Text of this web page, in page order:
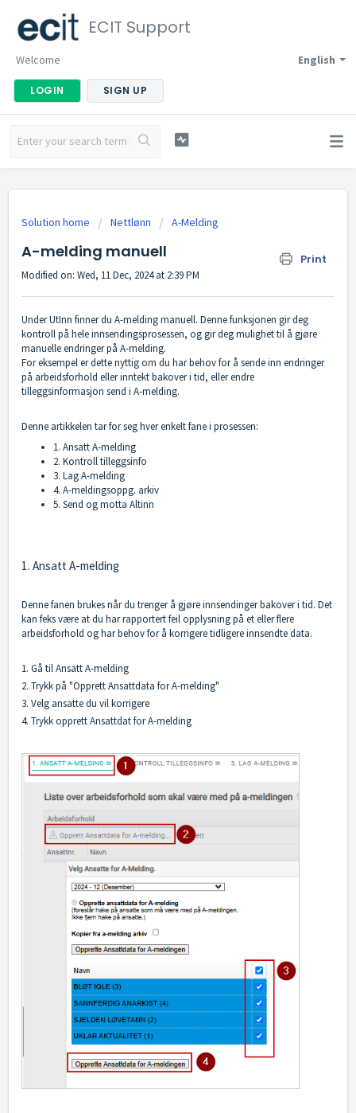
ECIT Support
English
Welcome
LOGIN SIGN UP
Solution home Nettlønn A-Melding
A-melding manuell Print
Modified on: Wed, 11 Dec, 2024 at 2:39 PM
Under UtInn finner du A-melding manuell. Denne funksjonen gir deg
kontroll på hele innsendingsprosessen, og gir deg mulighet til å gjøre
manuelle endringer på A-melding.
For eksempel er dette nyttig om du har behov for å sende inn endringer
på arbeidsforhold eller inntekt bakover i tid, eller endre
tilleggsinformasjon send i A-melding.
Denne artikkelen tar for seg hver enkelt fane i prosessen:
1. Ansatt A-melding
2. Kontroll tilleggsinfo
3. Lag A-melding
4. A-meldingsoppg. arkiv
5. Send og motta Altinn
1. Ansatt A-melding
Denne fanen brukes når du trenger å gjøre innsendinger bakover i tid. Det
kan feks være at du har rapportert feil opplysning på et eller flere
arbeidsforhold og har behov for å korrigere tidligere innsendte data.
1. Gå til Ansatt A-melding
2. Trykk på "Opprett Ansattdata for A-melding"
3. Velg ansatte du vil korrigere
4. Trykk opprett Ansattdat for A-melding